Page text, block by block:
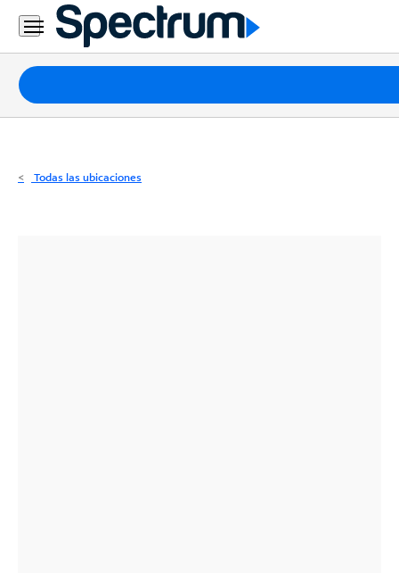
Residencial
Business
Paquetes
Internet
Todas las ubicaciones